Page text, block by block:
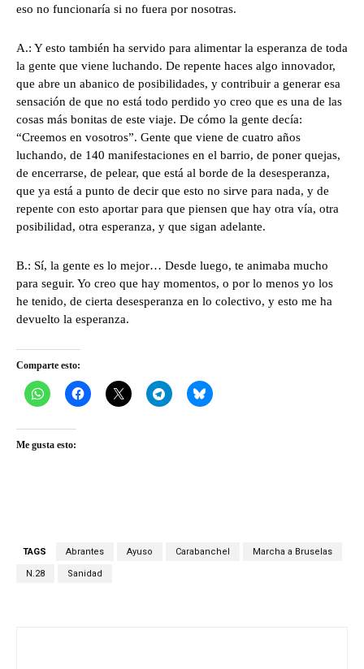
eso no funcionaría si no fuera por nosotras.
A.: Y esto también ha servido para alimentar la esperanza de toda
la gente que viene luchando. De repente haces algo innovador,
que abre un abanico de posibilidades, y contribuir a generar esa
sensación de que no está todo perdido yo creo que es una de las
cosas más bonitas de este viaje. De cómo la gente decía:
“Creemos en vosotros”. Gente que viene de cuatro años
luchando, de 140 manifestaciones en el barrio, de poner quejas,
de encerrarse, de pelear, que está al borde de la desesperanza,
que ya está a punto de decir que esto no sirve para nada, y de
repente con esto aportar para que piensen que hay otra vía, otra
posibilidad, otra esperanza, y que sigan adelante.
B.: Sí, la gente es lo mejor… Desde luego, te animaba mucho
para seguir. Yo creo que hay momentos, o por lo menos yo los
he tenido, de cierta desesperanza en lo colectivo, y esto me ha
devuelto la esperanza.
Comparte esto:
Me gusta esto:
TAGS Abrantes Ayuso Carabanchel Marcha a Bruselas
N.28 Sanidad